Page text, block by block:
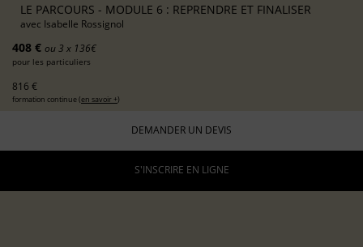
LE PARCOURS - MODULE 6 : REPRENDRE ET FINALISER
avec Isabelle Rossignol
408 € ou 3 x 136€
pour les particuliers
816 €
formation continue (en savoir +)
DEMANDER UN DEVIS
S'INSCRIRE EN LIGNE